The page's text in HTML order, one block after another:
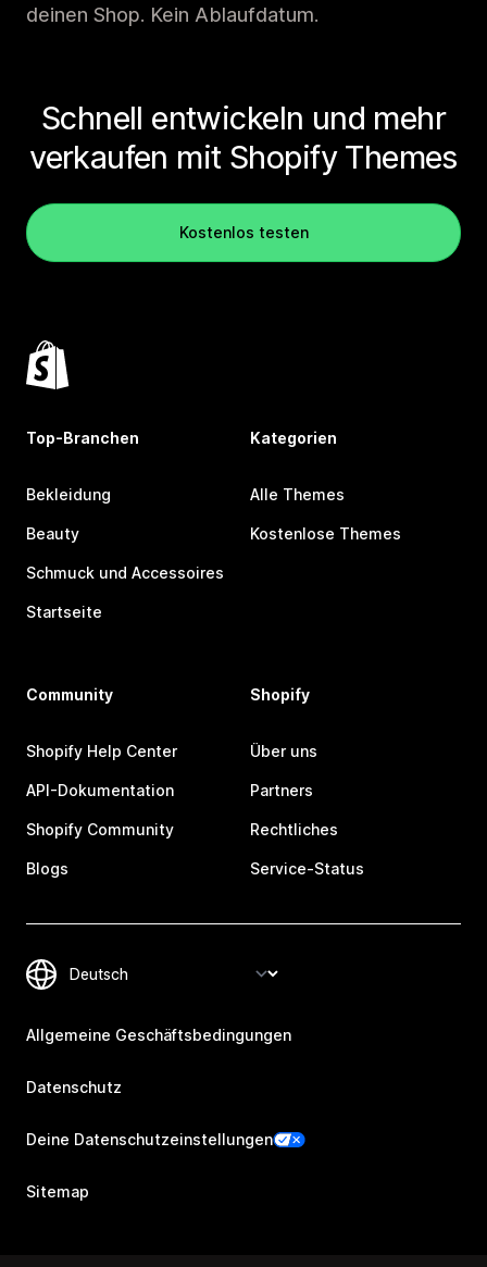
deinen Shop. Kein Ablaufdatum.
Schnell entwickeln und mehr
verkaufen mit Shopify Themes
Kostenlos testen
Top-Branchen
Bekleidung
Beauty
Schmuck und Accessoires
Startseite
Kategorien
Alle Themes
Kostenlose Themes
Community
Shopify Help Center
API-Dokumentation
Shopify Community
Blogs
Shopify
Über uns
Partners
Rechtliches
Service-Status
Allgemeine Geschäftsbedingungen
Datenschutz
Deine Datenschutzeinstellungen
Sitemap